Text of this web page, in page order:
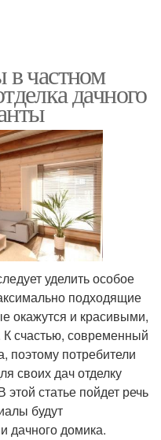
в частном
дачного
уделить особое
подходящие
окажутся и красивыми,
К счастью, современный
поэтому потребители
своих дач отделку
статье пойдет речь
будут
дачного домика.